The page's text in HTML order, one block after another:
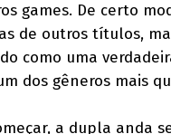
games. De certo
de outros títulos,
como uma
dos gêneros mais
a dupla anda